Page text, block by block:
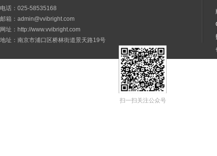
电话：025-58535168
邮箱：admin@vvibright.com
网址：http://www.vvibright.com
地址：南京市浦口区桥林街道景天路19号
扫一扫关注公众号